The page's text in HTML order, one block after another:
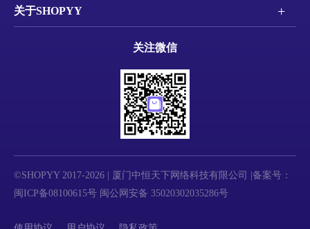
关于SHOPYY +
关注微信
©SHOPYY 2017-2026 | 厦门中恒天下网络科技有限公司 |备案号：
闽ICP备08100615号 闽公网安备 35020302035286号